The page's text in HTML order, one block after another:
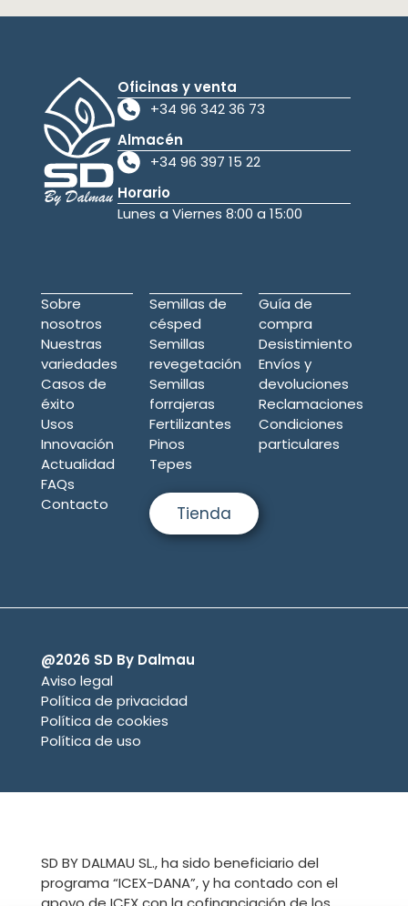
Oficinas y venta
+34 96 342 36 73
Almacén
+34 96 397 15 22
Horario
Lunes a Viernes 8:00 a 15:00
Sobre
nosotros
Nuestras
variedades
Casos de
éxito
Usos
Innovación
Actualidad
FAQs
Contacto
Semillas de
césped
Semillas
revegetación
Semillas
forrajeras
Fertilizantes
Pinos
Tepes
Tienda
Guía de
compra
Desistimiento
Envíos y
devoluciones
Reclamaciones
Condiciones
particulares
@2026 SD By Dalmau
Aviso legal
Política de privacidad
Política de cookies
Política de uso
SD BY DALMAU SL., ha sido beneficiario del
programa “ICEX-DANA”, y ha contado con el